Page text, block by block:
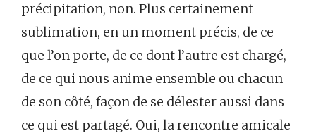
précipitation, non. Plus certainement
sublimation, en un moment précis, de ce
que l’on porte, de ce dont l’autre est chargé,
de ce qui nous anime ensemble ou chacun
de son côté, façon de se délester aussi dans
ce qui est partagé. Oui, la rencontre amicale